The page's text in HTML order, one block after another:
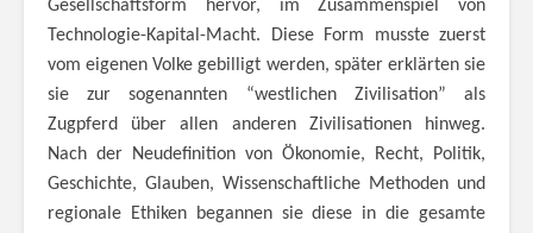
Gesellschaftsform hervor, im Zusammenspiel von
Technologie-Kapital-Macht. Diese Form musste zuerst
vom eigenen Volke gebilligt werden, später erklärten sie
sie zur sogenannten “westlichen Zivilisation” als
Zugpferd über allen anderen Zivilisationen hinweg.
Nach der Neudefinition von Ökonomie, Recht, Politik,
Geschichte, Glauben, Wissenschaftliche Methoden und
regionale Ethiken begannen sie diese in die gesamte